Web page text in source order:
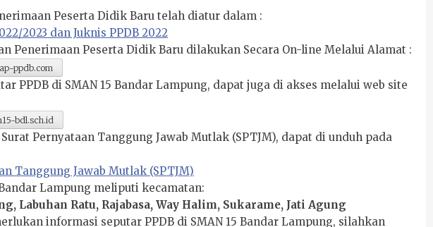
Peserta Didik Baru telah diatur dalam :
2023 dan Juknis PPDB 2022
Penerimaan Peserta Didik Baru dilakukan Secara On-line Melalui Alamat :
ppdb.com
PPDB di SMAN 15 Bandar Lampung, dapat juga di akses melalui web site
bdl.sch.id
Pernyataan Tanggung Jawab Mutlak (SPTJM), dapat di unduh pada
Tanggung Jawab Mutlak (SPTJM)
Lampung meliputi kecamatan:
Labuhan Ratu, Rajabasa, Way Halim, Sukarame, Jati Agung
informasi seputar PPDB di SMAN 15 Bandar Lampung, silahkan